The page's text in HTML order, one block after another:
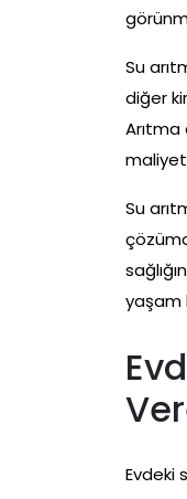
Su
diğer
Arıtma
Su
yaşam
Evdeki